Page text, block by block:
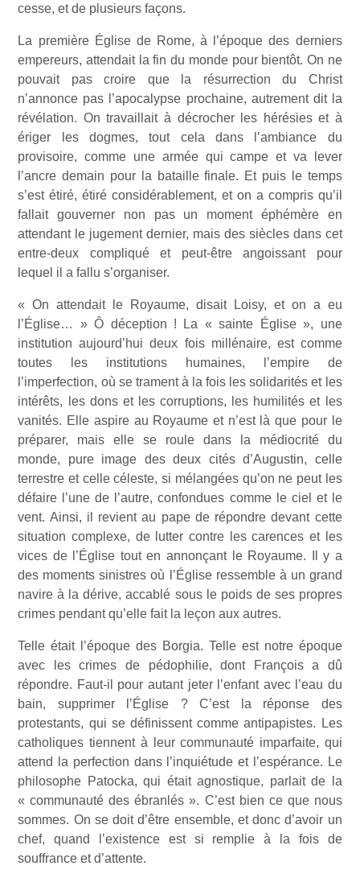
cesse, et de plusieurs façons.
La première Église de Rome, à l’époque des derniers
empereurs, attendait la fin du monde pour bientôt. On ne
pouvait pas croire que la résurrection du Christ
n’annonce pas l’apocalypse prochaine, autrement dit la
révélation. On travaillait à décrocher les hérésies et à
ériger les dogmes, tout cela dans l’ambiance du
provisoire, comme une armée qui campe et va lever
l’ancre demain pour la bataille finale. Et puis le temps
s’est étiré, étiré considérablement, et on a compris qu’il
fallait gouverner non pas un moment éphémère en
attendant le jugement dernier, mais des siècles dans cet
entre-deux compliqué et peut-être angoissant pour
lequel il a fallu s’organiser.
« On attendait le Royaume, disait Loisy, et on a eu
l’Église… » Ô déception ! La « sainte Église », une
institution aujourd’hui deux fois millénaire, est comme
toutes les institutions humaines, l’empire de
l’imperfection, où se trament à la fois les solidarités et les
intérêts, les dons et les corruptions, les humilités et les
vanités. Elle aspire au Royaume et n’est là que pour le
préparer, mais elle se roule dans la médiocrité du
monde, pure image des deux cités d’Augustin, celle
terrestre et celle céleste, si mélangées qu’on ne peut les
défaire l’une de l’autre, confondues comme le ciel et le
vent. Ainsi, il revient au pape de répondre devant cette
situation complexe, de lutter contre les carences et les
vices de l’Église tout en annonçant le Royaume. Il y a
des moments sinistres où l’Église ressemble à un grand
navire à la dérive, accablé sous le poids de ses propres
crimes pendant qu’elle fait la leçon aux autres.
Telle était l’époque des Borgia. Telle est notre époque
avec les crimes de pédophilie, dont François a dû
répondre. Faut-il pour autant jeter l’enfant avec l’eau du
bain, supprimer l’Église ? C’est la réponse des
protestants, qui se définissent comme antipapistes. Les
catholiques tiennent à leur communauté imparfaite, qui
attend la perfection dans l’inquiétude et l’espérance. Le
philosophe Patocka, qui était agnostique, parlait de la
« communauté des ébranlés ». C’est bien ce que nous
sommes. On se doit d’être ensemble, et donc d’avoir un
chef, quand l’existence est si remplie à la fois de
souffrance et d’attente.